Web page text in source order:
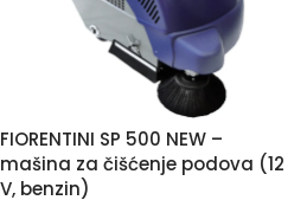
FIORENTINI SP 500 NEW –
mašina za čišćenje podova (12
V, benzin)